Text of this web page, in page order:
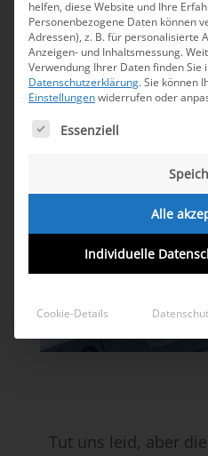
M+E-
Neuauflage
2025
Tut uns leid, aber
helfen, diese Website und Ihre
Personenbezogene Daten können
Adressen), z. B. für personalisierte
Anzeigen- und Inhaltsmessung.
Verwendung Ihrer Daten finden Sie
Datenschutzerklärung.Sie können
Einstellungenwiderrufen oder
Es folgt eine Liste der
Essenziell
Alle
Individuelle
Cookie-Details